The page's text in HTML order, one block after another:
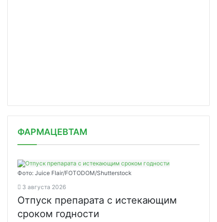
ФАРМАЦЕВТАМ
Фото: Juice Flair/FOTODOM/Shutterstoсk
3 августа 2026
Отпуск препарата с истекающим
сроком годности